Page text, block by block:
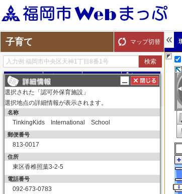
子育て マップ切替
探す ルート
子育て
保育所（園）
保育所（園）
幼稚園
選択された「認可外保育施設」
選択地点の詳細情報が表示されます。
名称
TinkingKids International School
郵便番号
813-0017
住所
東区香椎照葉3-2-5
電話番号
092-673-0783